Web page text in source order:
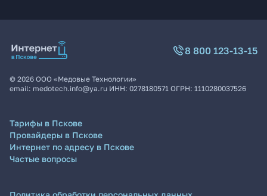
8 800 123-13-15
© 2026 ООО «Медовые Технологии»
email: medotech.info@ya.ru ИНН: 0278180571 ОГРН: 1110280037526
Тарифы в Пскове
Провайдеры в Пскове
Интернет по адресу в Пскове
Частые вопросы